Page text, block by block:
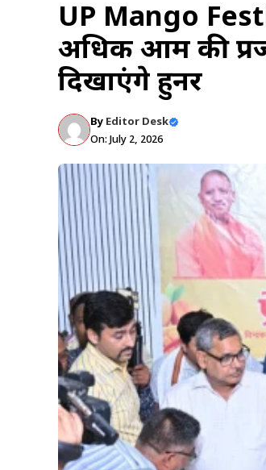
UP Mango
अधिक आम की
दिखाएंगे हुनर
By Editor Desk
On: July 2, 2026